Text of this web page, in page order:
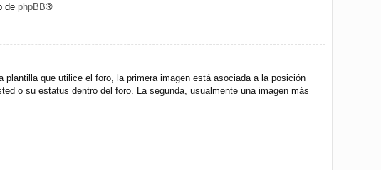
de phpBB®
que utilice el foro, la primera imagen está asociada a la posición
o su estatus dentro del foro. La segunda, usualmente una imagen más